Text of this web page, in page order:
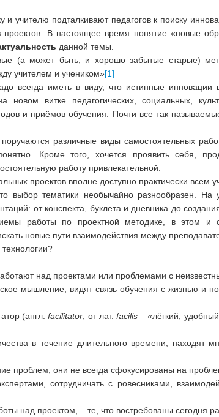
и учителю подталкивают педагогов к поиску
В настоящее время понятие «новые
данной темы.
(а может быть, и хорошо забытые старые)
учителем и учеником»[1]
всегда иметь в виду, что истинные инновации
витке педагогических, социальных,
и приёмов обучения. Почти все так
различные виды самостоятельных
Кроме того, хочется проявить себя,
работу привлекательной.
проектов вполне доступно практически всем
выбор тематики необычайно разнообразен. На
от конспекта, буклета и дневника до
работы по проектной методике, в этом и
новые пути взаимодействия между
над проектами или проблемами с
мышление, видят связь обучения с жизнью и
(англ.facilitator , от лат. facilis– «лёгкий,
в течение длительного времени, находят
проблем, они не всегда сфокусированы на
сотрудничать с ровесниками,
над проектом, – те, что востребованы сегодня